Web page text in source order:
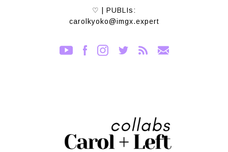
♡ | PUBLIs:
carolkyoko@imgx.expert